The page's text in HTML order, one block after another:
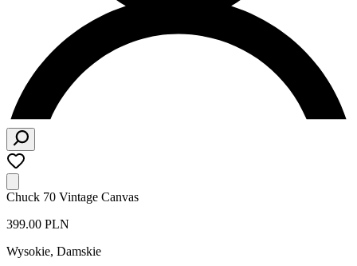
Chuck 70 Vintage Canvas
399.00 PLN
Wysokie, Damskie